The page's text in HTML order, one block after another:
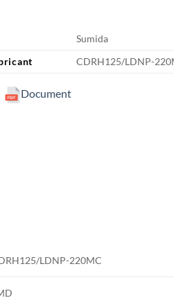
Sumida
CDRH125/LDNP-
Document
LDNP-220MC